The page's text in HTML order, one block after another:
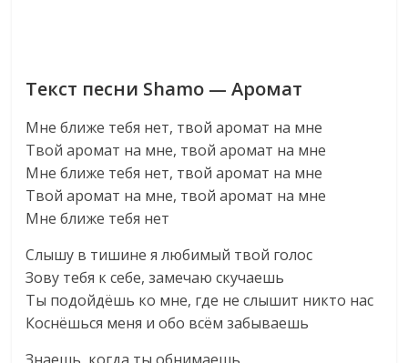
Текст песни Shamo — Аромат
Мне ближе тебя нет, твой аромат на мне
Твой аромат на мне, твой аромат на мне
Мне ближе тебя нет, твой аромат на мне
Твой аромат на мне, твой аромат на мне
Мне ближе тебя нет
Слышу в тишине я любимый твой голос
Зову тебя к себе, замечаю скучаешь
Ты подойдёшь ко мне, где не слышит никто нас
Коснёшься меня и обо всём забываешь